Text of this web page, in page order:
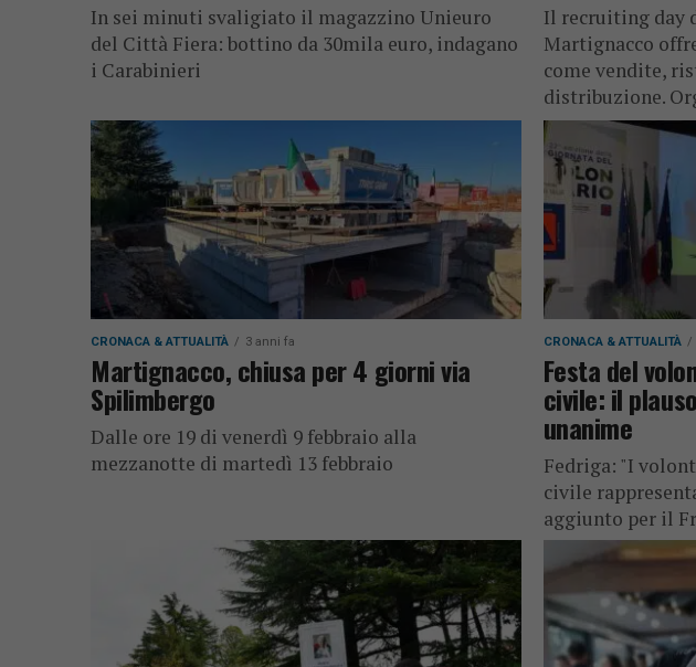
In sei minuti svaligiato il magazzino Unieuro
del Città Fiera: bottino da 30mila euro, indagano
i Carabinieri
Il recruiting day
Martignacco
come vendite,
distribuzione.
CRONACA & ATTUALITÀ 3 anni fa
Martignacco, chiusa per 4 giorni via
Spilimbergo
Dalle ore 19 di venerdì 9 febbraio alla
mezzanotte di martedì 13 febbraio
CRONACA & ATTUALITÀ
Festa del
civile: il
unanime
Fedriga: "I
civile
aggiunto per il